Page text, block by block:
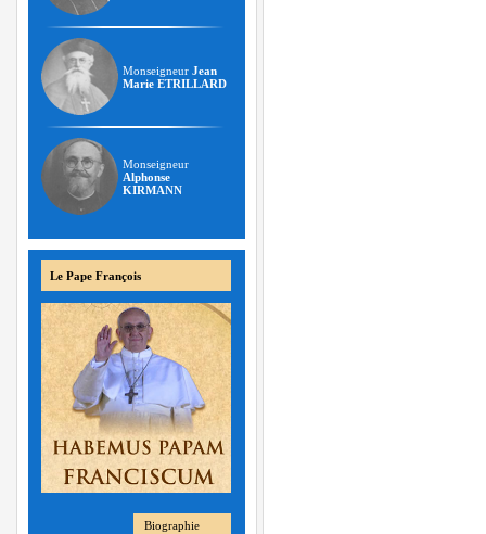
Monseigneur Jean
Marie ETRILLARD
Monseigneur
Alphonse
KIRMANN
Le Pape François
Biographie